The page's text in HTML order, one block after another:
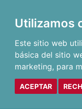
Utilizamos
Este sitio web
básica del sitio
marketing, para
ACEPTAR